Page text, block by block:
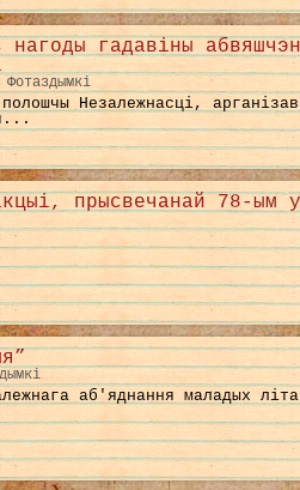
нагоды гадавіны
Незалежнасці,
прысвечанай 78-ым
аб'яднання маладых